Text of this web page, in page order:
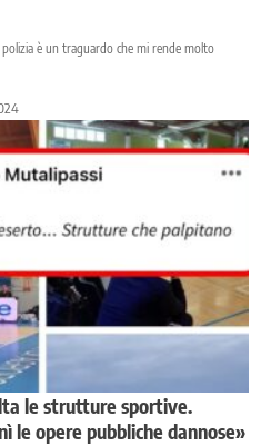
è un traguardo che mi rende molto
le strutture sportive.
le opere pubbliche dannose»